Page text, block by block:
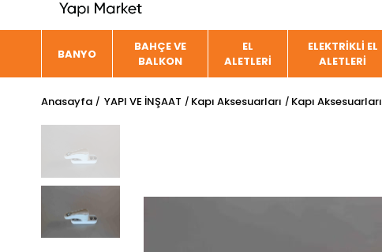
BANYO
BAHÇE VE
BALKON
EL
ALETLERİ
ELEKTRİKLİ EL
ALETLERİ
Anasayfa YAPI VE İNŞAAT Kapı Aksesuarları Kapı Aksesuarları